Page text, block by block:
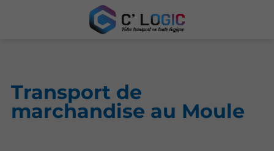
Transport de
marchandise au Moule